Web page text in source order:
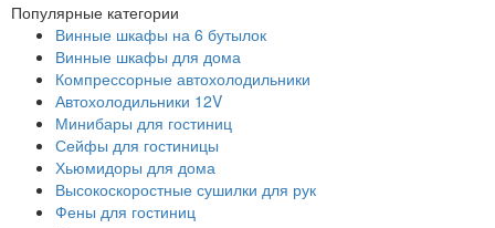
Популярные категории
Винные шкафы на 6 бутылок
Винные шкафы для дома
Компрессорные автохолодильники
Автохолодильники 12V
Минибары для гостиниц
Сейфы для гостиницы
Хьюмидоры для дома
Высокоскоростные сушилки для рук
Фены для гостиниц